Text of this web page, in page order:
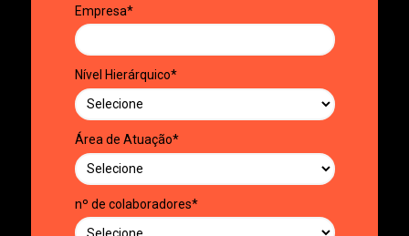
Empresa*
Nível Hierárquico*
Área de Atuação*
nº de colaboradores*